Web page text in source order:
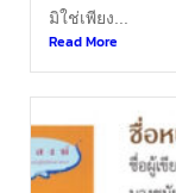
มิใช่เพียง...
Read More